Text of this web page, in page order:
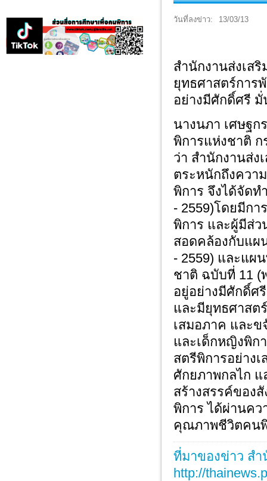
วันที่ลงข่าว: 13/03/13
สำนักงานส่งเส
ยุทธศาสตร์การ
อย่างมีศักดิ์ศรี มั่
นางนภา เศษฐ
พิการแห่งชาติ
ว่า สำนักงานส่
ตระหนักถึงควา
พิการ จึงได้จัด
- 2559)โดยมีก
พิการ และผู้มีส่ว
สอดคล้องกับแ
- 2559) และแผ
ชาติ ฉบับที่ 11 (
อยู่อย่างมีศักดิ์ศ
และมียุทธศาสต
เสมอภาค และข
และเด็กหญิงพิก
สตรีพิการอย่าง
ศักยภาพกลไก แ
สร้างสรรค์ของ
พิการ ได้ผ่านค
คุณภาพชีวิตคนพิ
ที่มาของข่าว ส
http://